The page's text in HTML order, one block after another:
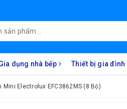
dụng nhà bếp Thiết bị gia đình
Mini Electrolux EFC3862MS (8 Bộ)